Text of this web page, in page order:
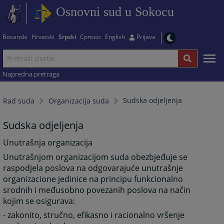
Osnovni sud u Sokocu
Bosanski Hrvatski Srpski Српски English Prijava
Napredna pretraga
Rad suda Organizacija suda Sudska odjeljenja
Sudska odjeljenja
Unutrašnja organizacija
Unutrašnjom organizacijom suda obezbjeđuje se
raspodjela poslova na odgovarajuće unutrašnje
organizacione jedinice na principu funkcionalno
srodnih i međusobno povezanih poslova na način
kojim se osigurava:
- zakonito, stručno, efikasno i racionalno vršenje